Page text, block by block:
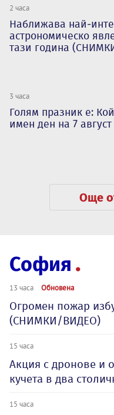
2 часа
Наближава най-
астрономическо
тази година
3 часа
Голям празник е:
имен ден на 7 август
Още
София
13 часа Обновена
Огромен пожар
(СНИМКИ/ВИДЕО)
15 часа
Акция с дронове и
кучета в два
15 часа